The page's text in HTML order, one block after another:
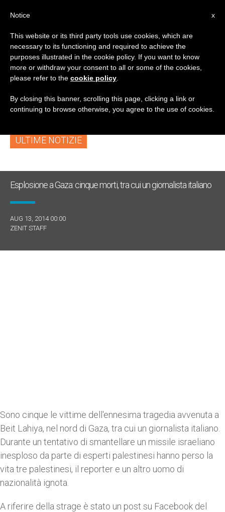
TAG
Posts Tagged
‘negoziazione’
ULTIME NOTIZIE
Esplosione a Gaza: cinque morti, tra cui un giornalista italiano
AUG 13, 2014 00:00
ZENIT STAFF
Sono cinque le vittime dell'ennesima tragedia avvenuta a
Beit Lahiya, nel nord di Gaza, tra cui un giornalista italiano.
Durante un tentativo di smantellare un missile israeliano
inesploso da parte di esperti palestinesi hanno perso la
vita tre palestinesi, il reporter e un altro uomo di
nazionalità ignota.
A riferire della strage è stato un post su Facebook del
x
Notice
This website or its third party tools use cookies, which are
necessary to its functioning and required to achieve the
purposes illustrated in the cookie policy. If you want to know
more or withdraw your consent to all or some of the cookies,
please refer to the cookie policy
By closing this banner, scrolling this page, clicking a link or
continuing to browse otherwise, you agree to the use of cookies.